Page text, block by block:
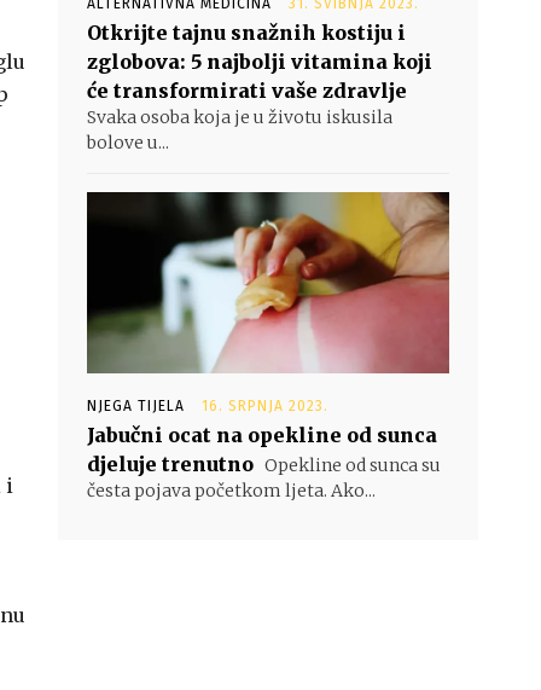
i
ALTERNATIVNA MEDICINA 31. SVIBNJA 2023.
Otkrijte tajnu snažnih kostiju i
zglobova: 5 najbolji vitamina koji
će transformirati vaše zdravlje
Svaka osoba koja je u životu iskusila
bolove u...
NJEGA TIJELA 16. SRPNJA 2023.
Jabučni ocat na opekline od sunca
djeluje trenutno Opekline od sunca su
česta pojava početkom ljeta. Ako...